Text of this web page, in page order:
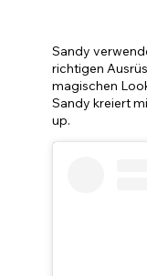
Sandy
richtigen
magischen
Sandy kreiert
up.